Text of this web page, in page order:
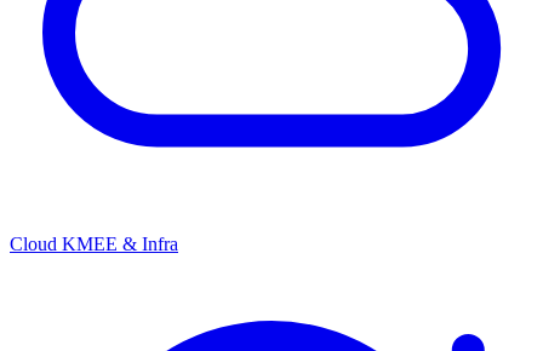
Cloud KMEE & Infra